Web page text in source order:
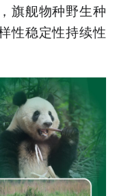
旗舰物种野生种
性稳定性持续性